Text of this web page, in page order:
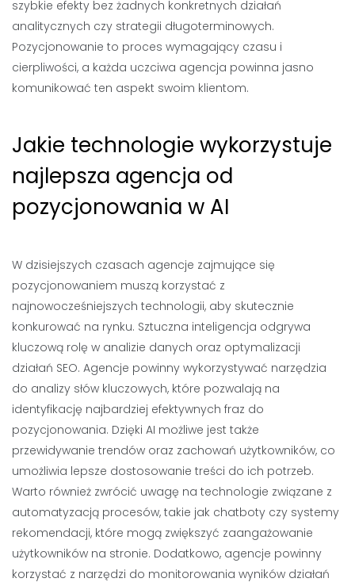
szybkie efekty bez żadnych konkretnych działań
analitycznych czy strategii długoterminowych.
Pozycjonowanie to proces wymagający czasu i
cierpliwości, a każda uczciwa agencja powinna jasno
komunikować ten aspekt swoim klientom.
Jakie technologie wykorzystuje
najlepsza agencja od
pozycjonowania w AI
W dzisiejszych czasach agencje zajmujące się
pozycjonowaniem muszą korzystać z
najnowocześniejszych technologii, aby skutecznie
konkurować na rynku. Sztuczna inteligencja odgrywa
kluczową rolę w analizie danych oraz optymalizacji
działań SEO. Agencje powinny wykorzystywać narzędzia
do analizy słów kluczowych, które pozwalają na
identyfikację najbardziej efektywnych fraz do
pozycjonowania. Dzięki AI możliwe jest także
przewidywanie trendów oraz zachowań użytkowników, co
umożliwia lepsze dostosowanie treści do ich potrzeb.
Warto również zwrócić uwagę na technologie związane z
automatyzacją procesów, takie jak chatboty czy systemy
rekomendacji, które mogą zwiększyć zaangażowanie
użytkowników na stronie. Dodatkowo, agencje powinny
korzystać z narzędzi do monitorowania wyników działań